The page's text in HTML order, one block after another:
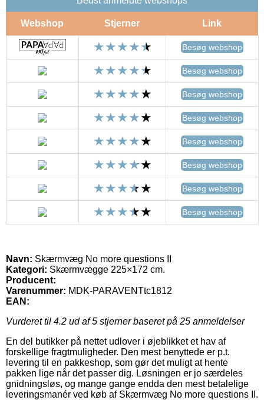
Webshop Stjerner Link
Besøg webshop
Besøg webshop
Besøg webshop
Besøg webshop
Besøg webshop
Besøg webshop
Besøg webshop
Besøg webshop
Navn: Skærmvæg No more questions II
Kategori: Skærmvægge 225×172 cm.
Producent:
Varenummer: MDK-PARAVENTtc1812
EAN:
Vurderet til 4.2 ud af 5 stjerner baseret på 25 anmeldelser
En del butikker på nettet udlover i øjeblikket et hav af
forskellige fragtmuligheder. Den mest benyttede er p.t.
levering til en pakkeshop, som gør det muligt at hente
pakken lige når det passer dig. Løsningen er jo særdeles
gnidningsløs, og mange gange endda den mest betalelige
leveringsmanér ved køb af Skærmvæg No more questions II.